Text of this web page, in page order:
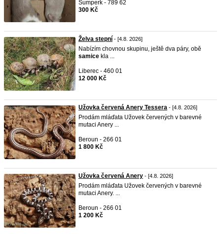
Šumperk - 789 62
300 Kč
Želva stepní - [4.8. 2026]
Nabízím chovnou skupinu, ještě dva páry, obě
samice kla ...
Liberec - 460 01
12 000 Kč
Užovka červená Anery Tessera - [4.8. 2026]
Prodám mláďata Užovek červených v barevné
mutaci Anery ...
Beroun - 266 01
1 800 Kč
Užovka červená Anery - [4.8. 2026]
Prodám mláďata Užovek červených v barevné
mutaci Anery. ...
Beroun - 266 01
1 200 Kč